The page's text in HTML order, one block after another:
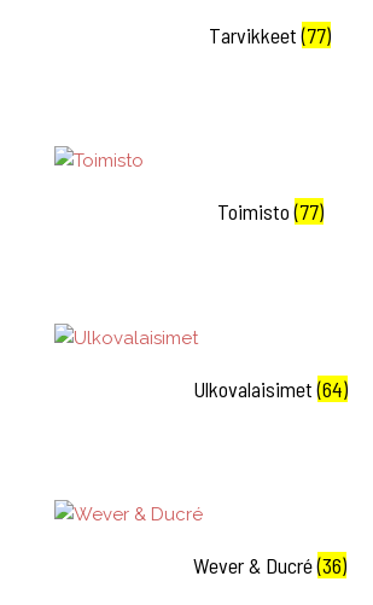
Tarvikkeet(77)
Toimisto(77)
Ulkovalaisimet(64)
Wever & Ducré(36)